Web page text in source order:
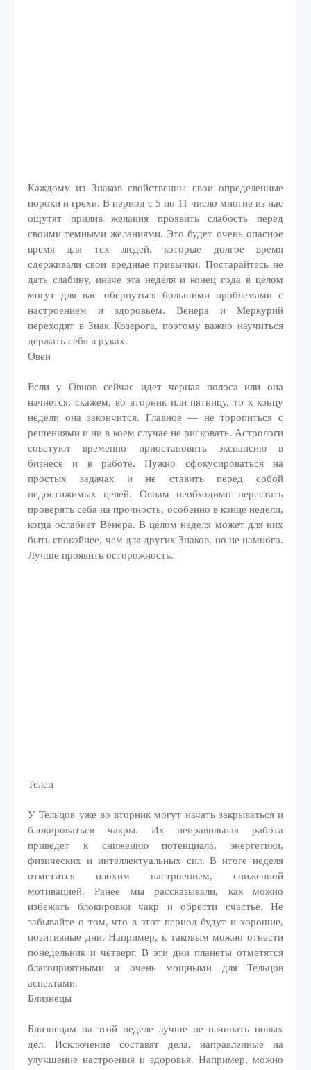
Каждому из Знаков свойственны свои определенные
пороки и грехи. В период с 5 по 11 число многие из нас
ощутят прилив желания проявить слабость перед
своими темными желаниями. Это будет очень опасное
время для тех людей, которые долгое время
сдерживали свои вредные привычки. Постарайтесь не
дать слабину, иначе эта неделя и конец года в целом
могут для вас обернуться большими проблемами с
настроением и здоровьем. Венера и Меркурий
переходят в Знак Козерога, поэтому важно научиться
держать себя в руках.
Овен
Если у Овнов сейчас идет черная полоса или она
начнется, скажем, во вторник или пятницу, то к концу
недели она закончится. Главное — не торопиться с
решениями и ни в коем случае не рисковать. Астрологи
советуют временно приостановить экспансию в
бизнесе и в работе. Нужно сфокусироваться на
простых задачах и не ставить перед собой
недостижимых целей. Овнам необходимо перестать
проверять себя на прочность, особенно в конце недели,
когда ослабнет Венера. В целом неделя может для них
быть спокойнее, чем для других Знаков, но не намного.
Лучше проявить осторожность.
Телец
У Тельцов уже во вторник могут начать закрываться и
блокироваться чакры. Их неправильная работа
приведет к снижению потенциала, энергетики,
физических и интеллектуальных сил. В итоге неделя
отметится плохим настроением, сниженной
мотивацией. Ранее мы рассказывали, как можно
избежать блокировки чакр и обрести счастье. Не
забывайте о том, что в этот период будут и хорошие,
позитивные дни. Например, к таковым можно отнести
понедельник и четверг. В эти дни планеты отметятся
благоприятными и очень мощными для Тельцов
аспектами.
Близнецы
Близнецам на этой неделе лучше не начинать новых
дел. Исключение составят дела, направленные на
улучшение настроения и здоровья. Например, можно